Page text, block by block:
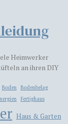
Heimwerker
an ihren DIY
Boden
Bodenbelag
Fertighaus
Haus & Garten